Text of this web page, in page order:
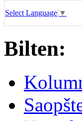
Select Language ▼
Bilten: